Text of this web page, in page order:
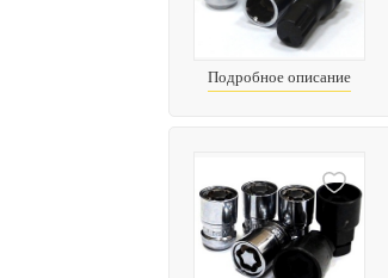
Подробное описание